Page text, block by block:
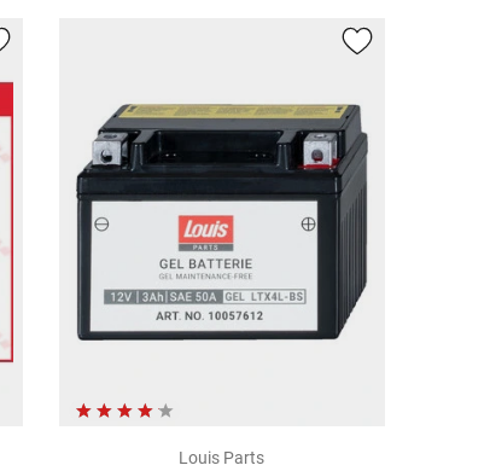
Louis Parts